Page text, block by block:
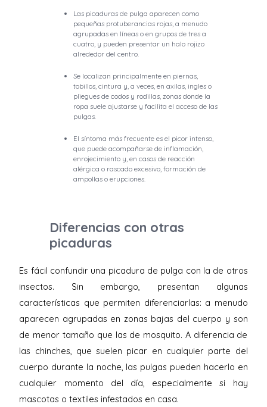
Las picaduras de pulga aparecen como
pequeñas protuberancias rojas, a menudo
agrupadas en líneas o en grupos de tres a
cuatro, y pueden presentar un halo rojizo
alrededor del centro.
Se localizan principalmente en piernas,
tobillos, cintura y, a veces, en axilas, ingles o
pliegues de codos y rodillas, zonas donde la
ropa suele ajustarse y facilita el acceso de las
pulgas.
El síntoma más frecuente es el picor intenso,
que puede acompañarse de inflamación,
enrojecimiento y, en casos de reacción
alérgica o rascado excesivo, formación de
ampollas o erupciones.
Diferencias con otras
picaduras
Es fácil confundir una picadura de pulga con la de otros
insectos. Sin embargo, presentan algunas
características que permiten diferenciarlas: a menudo
aparecen agrupadas en zonas bajas del cuerpo y son
de menor tamaño que las de mosquito. A diferencia de
las chinches, que suelen picar en cualquier parte del
cuerpo durante la noche, las pulgas pueden hacerlo en
cualquier momento del día, especialmente si hay
mascotas o textiles infestados en casa.